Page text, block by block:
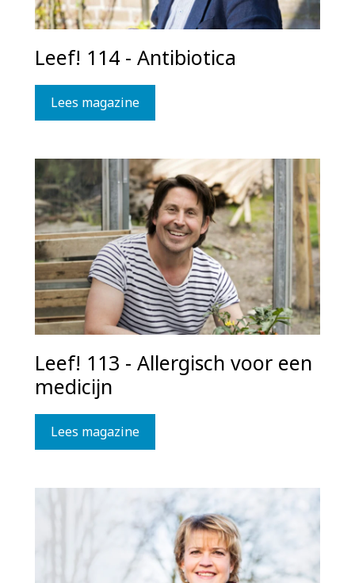
Leef! 114 - Antibiotica
Lees magazine
Leef! 113 - Allergisch voor een
medicijn
Lees magazine